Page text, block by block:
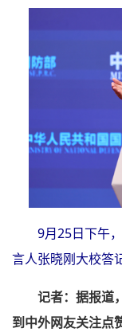
9月25日下午
言人张晓刚大校答
记者：据报道
到中外网友关注点